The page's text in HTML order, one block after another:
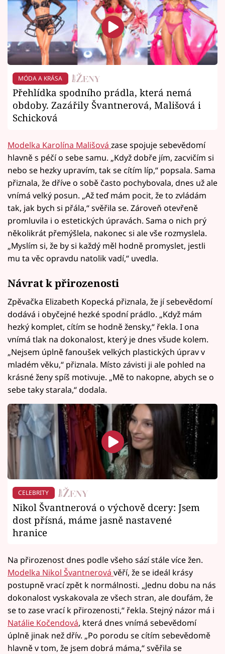
MÓDA A KRÁSA
Přehlídka spodního prádla, která nemá
obdoby. Zazářily Švantnerová, Mališová i
Schicková
Modelka Karolína Mališová zase spojuje sebevědomí
hlavně s péčí o sebe samu. „Když dobře jím, zacvičím si
nebo se hezky upravím, tak se cítím líp,“ popsala. Sama
přiznala, že dříve o sobě často pochybovala, dnes už ale
vnímá velký posun. „Až teď mám pocit, že to zvládám
tak, jak bych si přála,“ svěřila se. Zároveň otevřeně
promluvila i o estetických úpravách. Sama o nich prý
několikrát přemýšlela, nakonec si ale vše rozmyslela.
„Myslím si, že by si každý měl hodně promyslet, jestli
mu ta věc opravdu natolik vadí,“ uvedla.
Návrat k přirozenosti
Zpěvačka Elizabeth Kopecká přiznala, že jí sebevědomí
dodává i obyčejné hezké spodní prádlo. „Když mám
hezký komplet, cítím se hodně žensky,“ řekla. I ona
vnímá tlak na dokonalost, který je dnes všude kolem.
„Nejsem úplně fanoušek velkých plastických úprav v
mladém věku,“ přiznala. Místo závisti ji ale pohled na
krásné ženy spíš motivuje. „Mě to nakopne, abych se o
sebe taky starala,“ dodala.
CELEBRITY
Nikol Švantnerová o výchově dcery: Jsem
dost přísná, máme jasně nastavené
hranice
Na přirozenost dnes podle všeho sází stále více žen.
Modelka Nikol Švantnerová věří, že se ideál krásy
postupně vrací zpět k normálnosti. „Jednu dobu na nás
dokonalost vyskakovala ze všech stran, ale doufám, že
se to zase vrací k přirozenosti,“ řekla. Stejný názor má i
Natálie Kočendová, která dnes vnímá sebevědomí
úplně jinak než dřív. „Po porodu se cítím sebevědomě
hlavně v tom, že jsem dobrá máma,“ svěřila se